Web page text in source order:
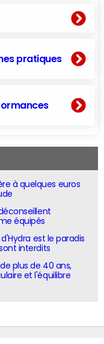
pratiques
à quelques euros
équipés
est le paradis
interdits
plus de 40 ans,
et l'équilibre